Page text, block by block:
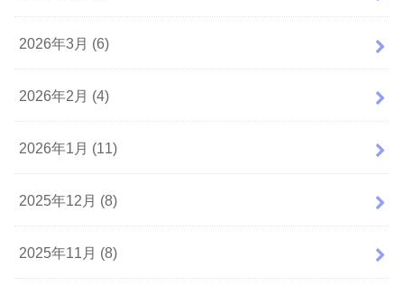
2026年3月 (6)
2026年2月 (4)
2026年1月 (11)
2025年12月 (8)
2025年11月 (8)